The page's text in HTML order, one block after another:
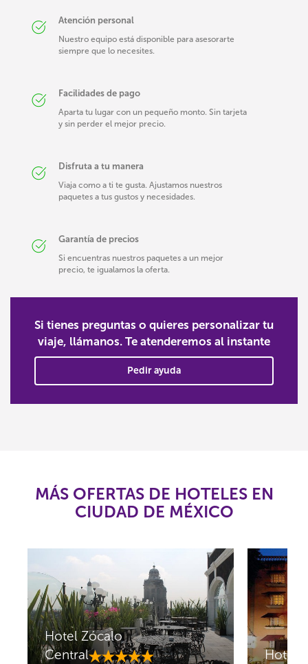
Atención personal
Nuestro equipo está disponible para asesorarte
siempre que lo necesites.
Facilidades de pago
Aparta tu lugar con un pequeño monto. Sin tarjeta
y sin perder el mejor precio.
Disfruta a tu manera
Viaja como a ti te gusta. Ajustamos nuestros
paquetes a tus gustos y necesidades.
Garantía de precios
Si encuentras nuestros paquetes a un mejor
precio, te igualamos la oferta.
Si tienes preguntas o quieres personalizar tu
viaje, llámanos. Te atenderemos al instante
Pedir ayuda
MÁS OFERTAS DE HOTELES EN
CIUDAD DE MÉXICO
Camino Real Pedregal
Mexico
Hotel
Central